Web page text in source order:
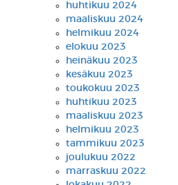
huhtikuu 2024
maaliskuu 2024
helmikuu 2024
elokuu 2023
heinäkuu 2023
kesäkuu 2023
toukokuu 2023
huhtikuu 2023
maaliskuu 2023
helmikuu 2023
tammikuu 2023
joulukuu 2022
marraskuu 2022